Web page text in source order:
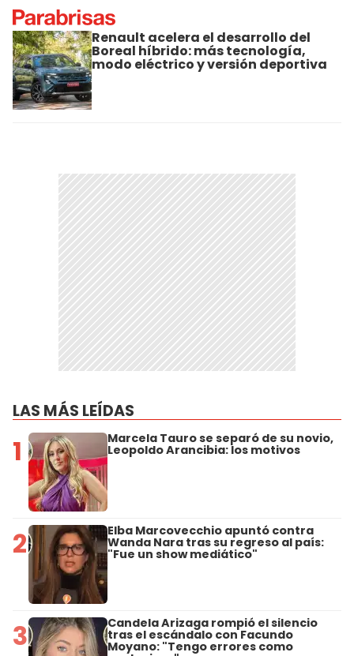
Renault acelera el desarrollo del
Boreal híbrido: más tecnología,
modo eléctrico y versión deportiva
LAS MÁS LEÍDAS
1 Marcela Tauro se separó de su novio,
Leopoldo Arancibia: los motivos
2 Elba Marcovecchio apuntó contra
Wanda Nara tras su regreso al país:
"Fue un show mediático"
3 Candela Arizaga rompió el silencio
tras el escándalo con Facundo
Moyano: "Tengo errores como